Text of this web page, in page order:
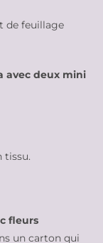
de feuillage
avec deux mini
tissu.
fleurs
un carton qui